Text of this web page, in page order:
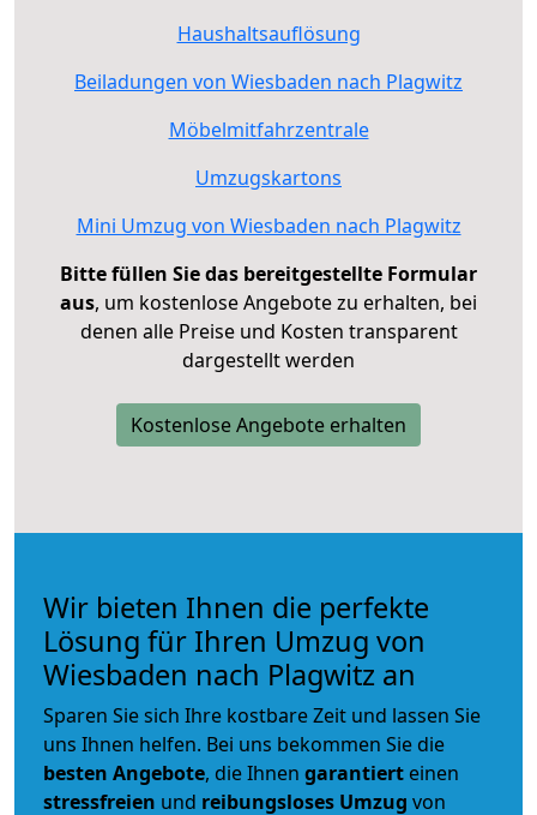
Haushaltsauflösung
Beiladungen von Wiesbaden nach Plagwitz
Möbelmitfahrzentrale
Umzugskartons
Mini Umzug von Wiesbaden nach Plagwitz
Bitte füllen Sie das bereitgestellte Formular
aus, um kostenlose Angebote zu erhalten, bei
denen alle Preise und Kosten transparent
dargestellt werden
Kostenlose Angebote erhalten
Wir bieten Ihnen die perfekte
Lösung für Ihren Umzug von
Wiesbaden nach Plagwitz an
Sparen Sie sich Ihre kostbare Zeit und lassen Sie
uns Ihnen helfen. Bei uns bekommen Sie die
besten Angebote, die Ihnen garantiert einen
stressfreien und reibungsloses Umzug von